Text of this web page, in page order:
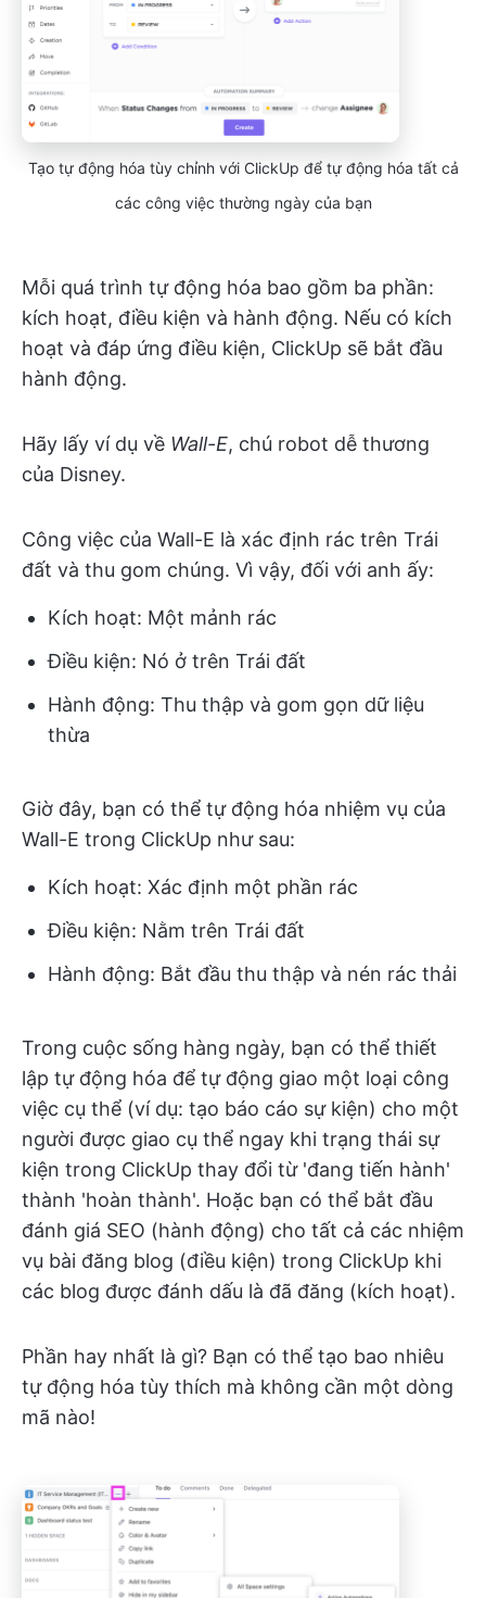
Tạo tự động hóa tùy chỉnh với ClickUp để tự động hóa tất cả
các công việc thường ngày của bạn
Mỗi quá trình tự động hóa bao gồm ba phần:
kích hoạt, điều kiện và hành động. Nếu có kích
hoạt và đáp ứng điều kiện, ClickUp sẽ bắt đầu
hành động.
Hãy lấy ví dụ về Wall-E, chú robot dễ thương
của Disney.
Công việc của Wall-E là xác định rác trên Trái
đất và thu gom chúng. Vì vậy, đối với anh ấy:
Kích hoạt: Một mảnh rác
Điều kiện: Nó ở trên Trái đất
Hành động: Thu thập và gom gọn dữ liệu
thừa
Giờ đây, bạn có thể tự động hóa nhiệm vụ của
Wall-E trong ClickUp như sau:
Kích hoạt: Xác định một phần rác
Điều kiện: Nằm trên Trái đất
Hành động: Bắt đầu thu thập và nén rác thải
Trong cuộc sống hàng ngày, bạn có thể thiết
lập tự động hóa để tự động giao một loại công
việc cụ thể (ví dụ: tạo báo cáo sự kiện) cho một
người được giao cụ thể ngay khi trạng thái sự
kiện trong ClickUp thay đổi từ 'đang tiến hành'
thành 'hoàn thành'. Hoặc bạn có thể bắt đầu
đánh giá SEO (hành động) cho tất cả các nhiệm
vụ bài đăng blog (điều kiện) trong ClickUp khi
các blog được đánh dấu là đã đăng (kích hoạt).
Phần hay nhất là gì? Bạn có thể tạo bao nhiêu
tự động hóa tùy thích mà không cần một dòng
mã nào!